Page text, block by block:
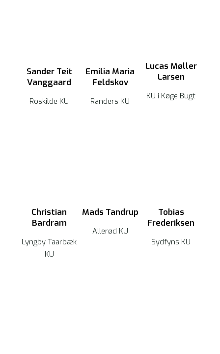
Sander Teit
Vanggaard
Roskilde KU
Emilia Maria
Feldskov
Randers KU
Lucas Møller
Larsen
KU i Køge Bugt
Christian
Bardram
Lyngby Taarbæk
KU
Mads Tandrup
Allerød KU
Tobias
Frederiksen
Sydfyns KU